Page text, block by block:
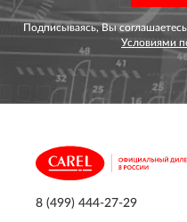
Подписываясь, Вы
Условиями
8 (499) 444-27-29